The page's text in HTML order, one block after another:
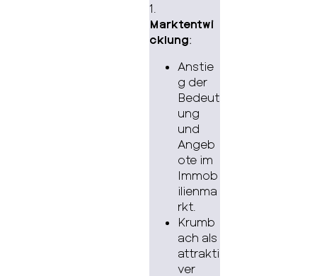
1.
Marktentwi
cklung:
Anstie
g der
Bedeut
ung
und
Angeb
ote im
Immob
ilienma
rkt.
Krumb
ach als
attrakti
ver